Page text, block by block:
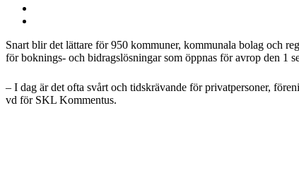
Snart blir det lättare för 950 kommuner, kommunala bolag och
för boknings- och bidragslösningar som öppnas för avrop den 1
– I dag är det ofta svårt och tidskrävande för privatpersoner,
vd för SKL Kommentus.